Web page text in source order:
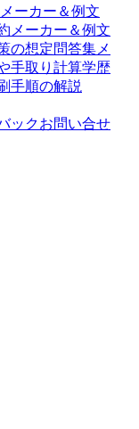
ーカー＆例文
メーカー＆例文
の想定問答集メ
手取り計算学歴
手順の解説
ックお問い合せ